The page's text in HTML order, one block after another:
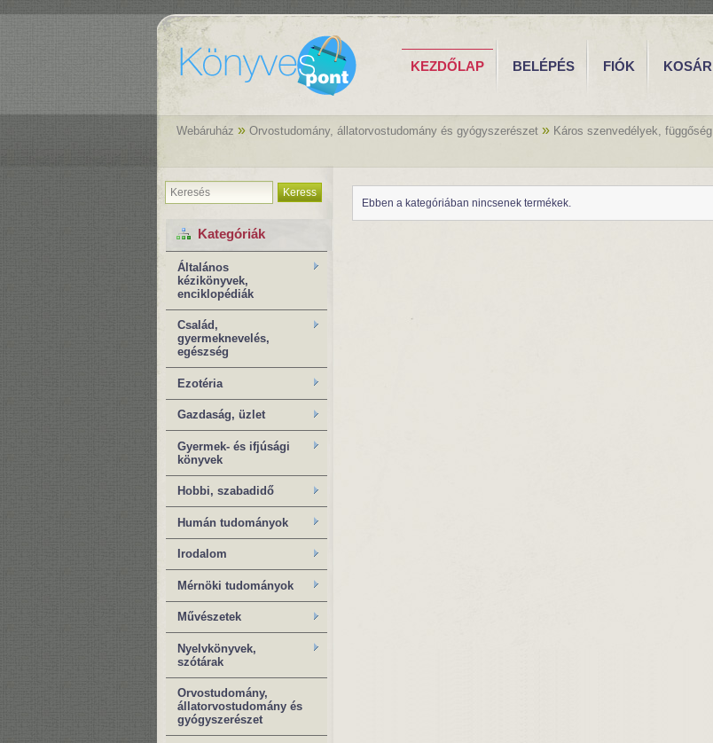
KEZDŐLAP BELÉPÉS FIÓK KOSÁR
Webáruház » Orvostudomány, állatorvostudomány és gyógyszerészet » Káros szenvedélyek, függőség
Keress
Kategóriák
Általános
kézikönyvek,
enciklopédiák
Család,
gyermeknevelés,
egészség
Ezotéria
Gazdaság, üzlet
Gyermek- és ifjúsági
könyvek
Hobbi, szabadidő
Humán tudományok
Irodalom
Mérnöki tudományok
Művészetek
Nyelvkönyvek,
szótárak
Orvostudomány,
állatorvostudomány és
gyógyszerészet
Ebben a kategóriában nincsenek termékek.